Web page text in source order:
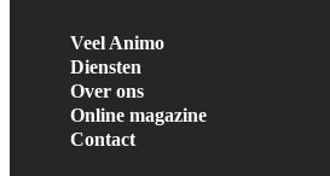
Veel Animo
Diensten
Over ons
Online magazine
Contact